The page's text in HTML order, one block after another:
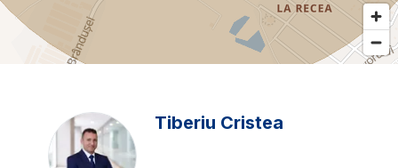
Tiberiu Cristea